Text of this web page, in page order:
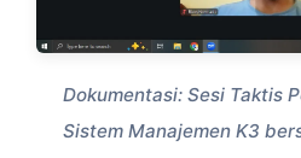
Dokumentasi: Sesi Taktis
Sistem Manajemen K3